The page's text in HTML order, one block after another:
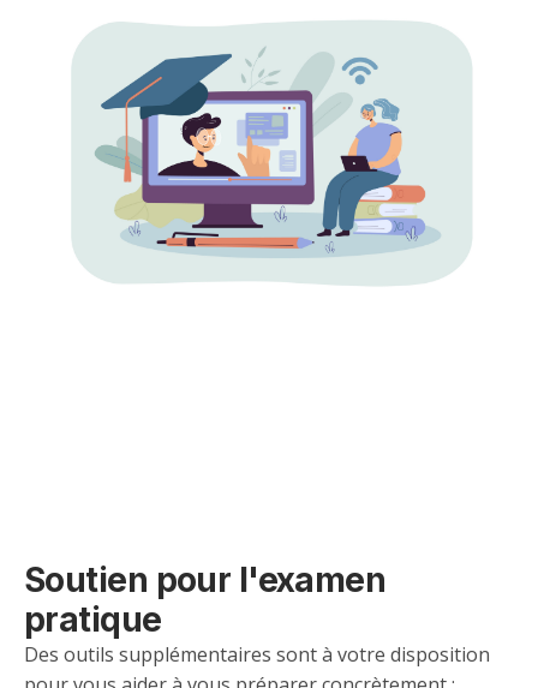
Soutien pour l'examen
pratique
Des outils supplémentaires sont à votre disposition